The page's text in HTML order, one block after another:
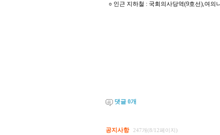
○ 인근 지하철 : 국회의사당역(9호선),여의
댓글 0개
공지사항 247개(8/12페이지)